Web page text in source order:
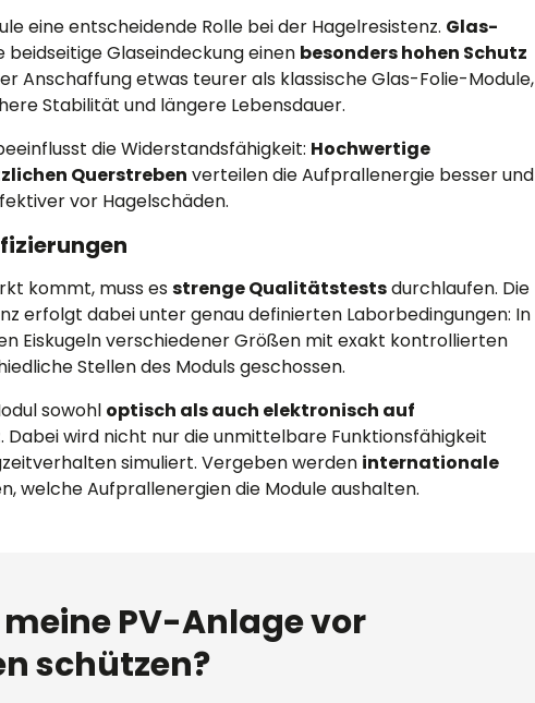
eine entscheidende Rolle bei der Hagelresistenz. Glas-
beidseitige Glaseindeckung einen besonders hohen Schutz
Anschaffung etwas teurer als klassische Glas-Folie-Module,
Stabilität und längere Lebensdauer.
die Widerstandsfähigkeit: Hochwertige
Querstreben verteilen die Aufprallenergie besser und
vor Hagelschäden.
kommt, muss esstrenge Qualitätstestsdurchlaufen. Die
erfolgt dabei unter genau definierten Laborbedingungen: In
Eiskugeln verschiedener Größen mit exakt kontrollierten
Stellen des Moduls geschossen.
sowohl optisch als auch elektronisch auf
. Dabei wird nicht nur die unmittelbare Funktionsfähigkeit
simuliert. Vergeben werden internationale
welche Aufprallenergien die Module aushalten.
PV-Anlage vor
schützen?